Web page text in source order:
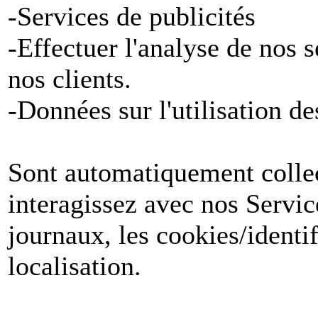
-Services de publicités
-Effectuer l'analyse de nos
nos clients.
-Données sur l'utilisation
Sont automatiquement
interagissez avec nos
journaux, les cookies/
localisation.